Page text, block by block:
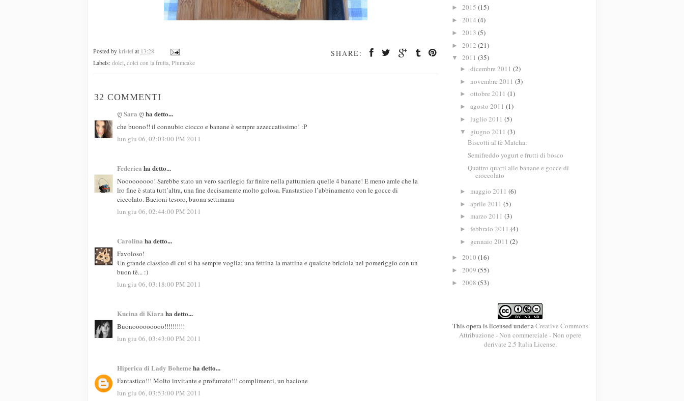
SHARE:
Posted by kristel at 13:28
Labels: dolci, dolci con la frutta, Plumcake
32 COMMENTI
ღ Sara ღha detto...
che buono!! il connubio ciocco e banane è sempre azzeccatissimo! :P
lun giu 06, 02:03:00 PM 2011
Federica ha detto...
Nooooooooo! Sarebbe stato un vero sacrilegio far finire nella pattumiera quelle 4 banane! E meno amle che la
lro fine è stata tutt’altra, una fine decisamente molto golosa. Fanstastico l’abbinamento con le gocce di
ciccolato. Bacioni tesoro, buona settimana
lun giu 06, 02:44:00 PM 2011
Carolina ha detto...
Favoloso!
Un grande classico di cui si ha sempre voglia: una fettina la mattina e qualche briciola nel pomeriggio con un
buon tè... :)
lun giu 06, 03:18:00 PM 2011
Kucina di Kiara ha detto...
Buonooooooooo!!!!!!!!!!
lun giu 06, 03:43:00 PM 2011
Hiperica di Lady Bohemeha detto...
Fantastico!!! Molto invitante e profumato!!! complimenti, un bacione
lun giu 06, 03:53:00 PM 2011
► 2015 (15)
► 2014 (4)
► 2013 (5)
► 2012 (21)
▼ 2011 (35)
► dicembre 2011 (2)
► novembre 2011 (3)
► ottobre 2011 (1)
► agosto 2011 (1)
► luglio 2011 (5)
▼ giugno 2011 (3)
Biscotti al tè Matcha:
Semifreddo yogurt e frutti di bosco
Quattro quarti alle banane e gocce di
cioccolato
► maggio 2011 (6)
► aprile 2011 (5)
► marzo 2011 (3)
► febbraio 2011 (4)
► gennaio 2011 (2)
► 2010 (16)
► 2009 (55)
► 2008 (53)
This opera is licensed under aCreative Commons
Attribuzione - Non commerciale - Non opere
derivate 2.5 Italia License.